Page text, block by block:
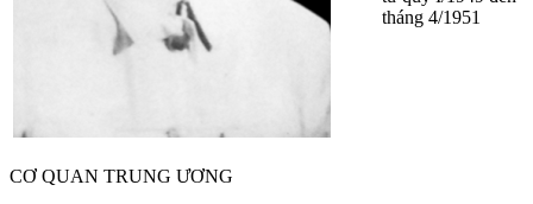
tháng 4/1951
CƠ QUAN TRUNG ƯƠNG